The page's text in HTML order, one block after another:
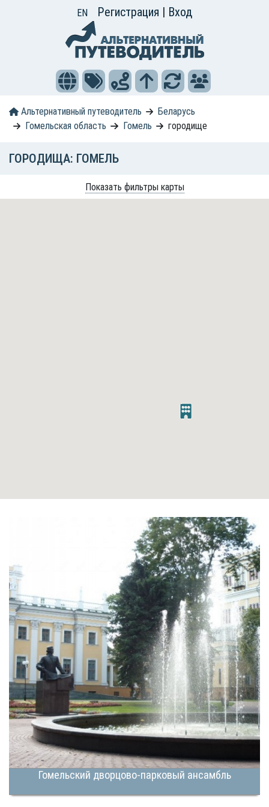
EN Регистрация | Вход
Альтернативный путеводитель
Беларусь
Гомельская область
Гомель городище
ГОРОДИЩА: ГОМЕЛЬ
Показать фильтры карты
Гомельский дворцово-парковый ансамбль